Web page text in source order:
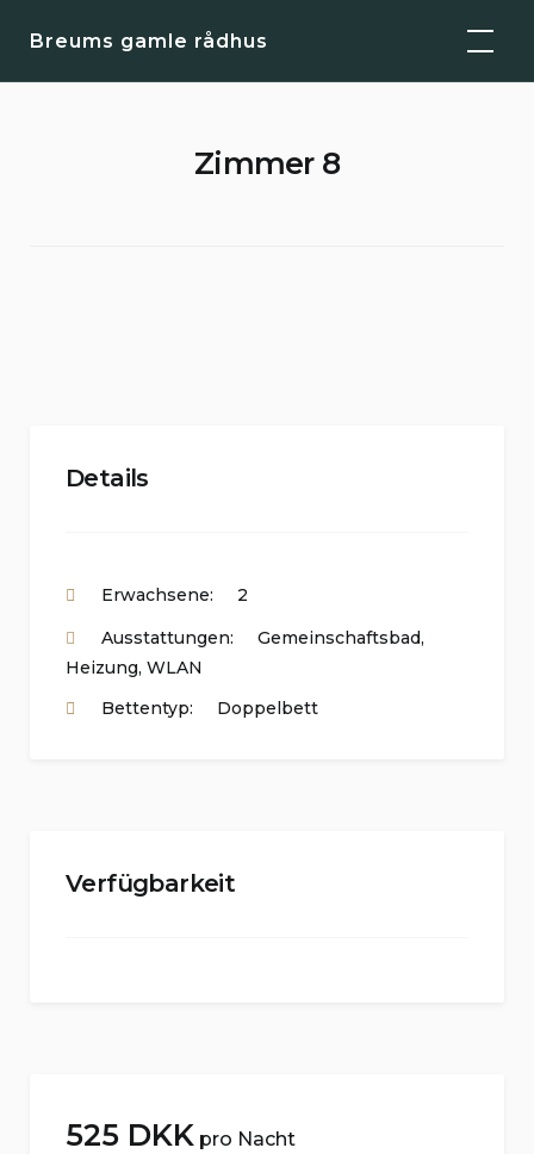
content
Breums gamle rådhus
Zimmer 8
Details
Erwachsene:
2
Ausstattungen:
Gemeinschaftsbad,
Heizung, WLAN
Bettentyp:
Doppelbett
Verfügbarkeit
525 DKK pro Nacht